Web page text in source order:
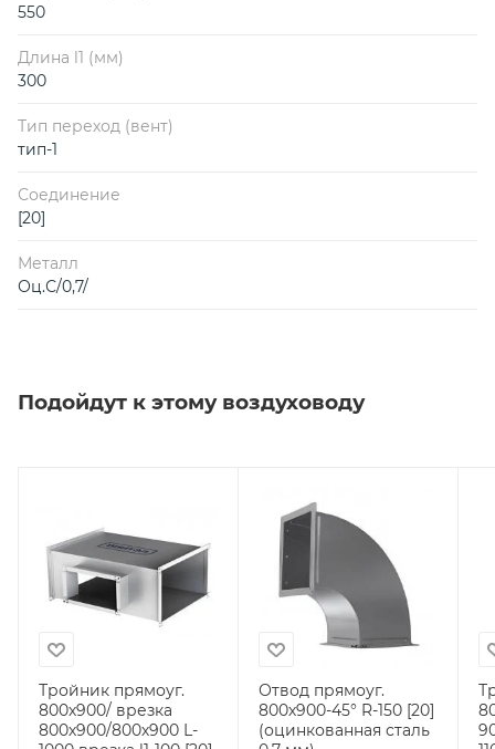
550
Длина l1 (мм)
300
Тип переход (вент)
тип-1
Соединение
[20]
Металл
Оц.С/0,7/
Подойдут к этому воздуховоду
Тройник прямоуг.
800х900/ врезка
800х900/800х900 L-
Отвод прямоуг.
800х900-45° R-150 [20]
(оцинкованная сталь